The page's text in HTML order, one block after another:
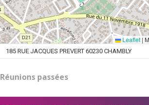
Leaflet |
185 RUE JACQUES PREVERT 60230 CHAMBLY
Réunions passées